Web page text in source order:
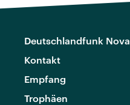
Deutschlandfunk Nova
Kontakt
Empfang
Trophäen